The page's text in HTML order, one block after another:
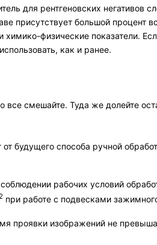
для рентгеновских
присутствует большой
физические показатели.
как и ранее.
все смешайте. Туда же долейте
будущего способа ручной
рабочих условий
2 при работе с подвесками
проявки изображений не